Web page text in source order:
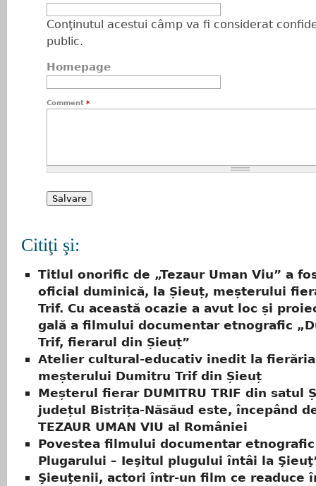
Conţinutul acestui câmp va fi considerat
public.
Homepage
Comment *
Citiţi şi:
Titlul onorific de „Tezaur Uman Viu” a
oficial duminică, la Șieuț, meșterului
Trif. Cu această ocazie a avut loc și
gală a filmului documentar etnografic
Trif, fierarul din Șieuț”
Atelier cultural-educativ inedit la fierăria
meșterului Dumitru Trif din Șieuț
Meșterul fierar DUMITRU TRIF din satul
județul Bistrița-Năsăud este, începând
TEZAUR UMAN VIU al României
Povestea filmului documentar
Plugarului – Ieşitul plugului întâi la
Şieuţenii, actori într-un film ce readuce